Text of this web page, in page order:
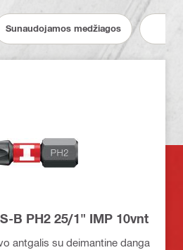
Sunaudojamos medžiagos
B PH2 25/1" IMP 10vnt
antgalis su deimantine danga